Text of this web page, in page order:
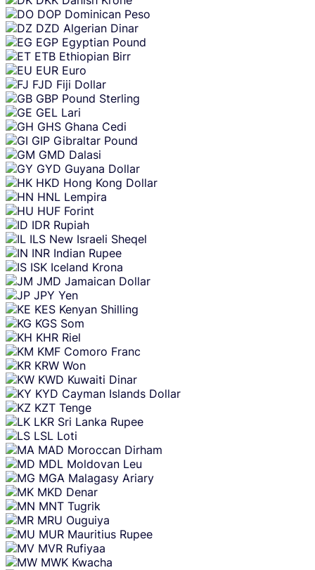
DOP Dominican Peso
DZD Algerian Dinar
EGP Egyptian Pound
ETB Ethiopian Birr
EUR Euro
FJD Fiji Dollar
GBP Pound Sterling
GEL Lari
GHS Ghana Cedi
GIP Gibraltar Pound
GMD Dalasi
GYD Guyana Dollar
HKD Hong Kong Dollar
HNL Lempira
HUF Forint
IDR Rupiah
ILS New Israeli Sheqel
INR Indian Rupee
ISK Iceland Krona
JMD Jamaican Dollar
JPY Yen
KES Kenyan Shilling
KGS Som
KHR Riel
KMF Comoro Franc
KRW Won
KWD Kuwaiti Dinar
KYD Cayman Islands Dollar
KZT Tenge
LKR Sri Lanka Rupee
LSL Loti
MAD Moroccan Dirham
MDL Moldovan Leu
MGA Malagasy Ariary
MKD Denar
MNT Tugrik
MRU Ouguiya
MUR Mauritius Rupee
MVR Rufiyaa
MWK Kwacha